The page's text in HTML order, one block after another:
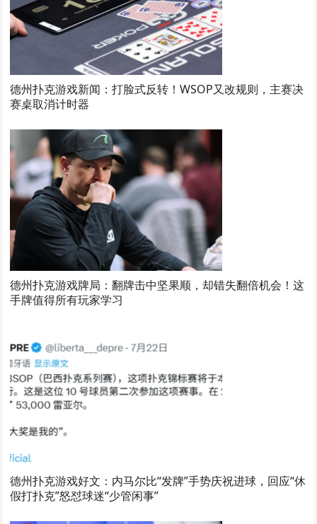
德州扑克游戏新闻：打脸式反转！WSOP又改规则，主赛决
赛桌取消计时器
德州扑克游戏牌局：翻牌击中坚果顺，却错失翻倍机会！这
手牌值得所有玩家学习
德州扑克游戏好文：内马尔比“发牌”手势庆祝进球，回应“休
假打扑克”怒怼球迷“少管闲事”